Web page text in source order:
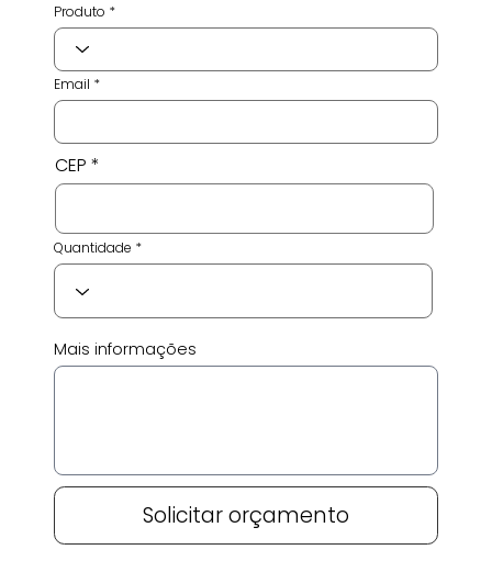
Email
Produto
CEP
Quantidade
Mais informações
Solicitar orçamento